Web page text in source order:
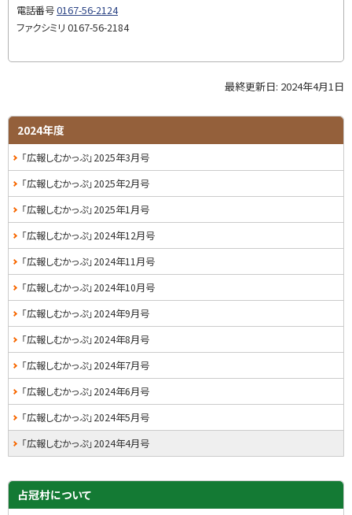
に
戻
電話番号0167-56-2124
ファクシミリ 0167-56-2184
プ
に
戻
最終更新日: 2024年4月1日
サ
イ
ド
・
メ
ニ
ュ
ー
2024年度
「広報しむかっぷ」2025年3月号
「広報しむかっぷ」2025年2月号
「広報しむかっぷ」2025年1月号
「広報しむかっぷ」2024年12月号
「広報しむかっぷ」2024年11月号
「広報しむかっぷ」2024年10月号
「広報しむかっぷ」2024年9月号
「広報しむかっぷ」2024年8月号
「広報しむかっぷ」2024年7月号
「広報しむかっぷ」2024年6月号
「広報しむかっぷ」2024年5月号
「広報しむかっぷ」2024年4月号
占冠村について